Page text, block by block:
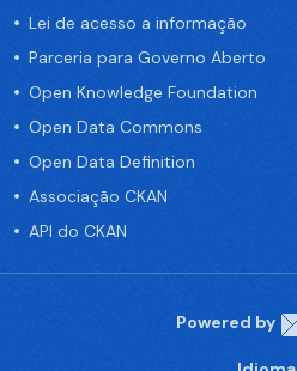
Lei de acesso a informação
Parceria para Governo Aberto
Open Knowledge Foundation
Open Data Commons
Open Data Definition
Associação CKAN
API do CKAN
Powered by